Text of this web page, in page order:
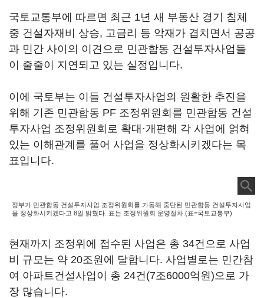
국토교통부에 따르면 최근 1년 새 부동산 경기 침체
중 건설자재비 상승, 고금리 등 악재가 겹치면서 공공
과 민간 사이의 이견으로 민관합동 건설투자사업들
이 줄줄이 지연되고 있는 실정입니다.
이에 국토부는 이들 건설투자사업의 원활한 추진을
위해 기존 민관합동 PF 조정위원회를 민관합동 건설
투자사업 조정위원회로 확대·개편해 각 사업에 얽혀
있는 이해관계를 풀어 사업을 정상화시키겠다는 목
표입니다.
정부가 민관합동 건설투자사업 조정위원회를 가동해 중단된 민관합동 건설투자사업
을 정상화시키겠다고 8일 밝혔다. 표는 조정위원회 운영절차.(표=국토교통부)
현재까지 조정위에 접수된 사업은 총 34건으로 사업
비 규모는 약 20조원에 달합니다. 사업별로는 민간참
여 아파트건설사업이 총 24건(7조6000억원)으로 가
장 많습니다.